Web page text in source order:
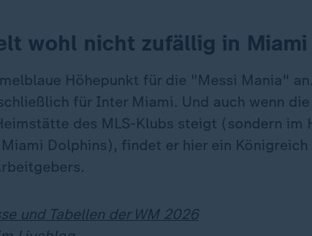
wohl nicht zufällig in Miami
Höhepunkt für die "Messi Mania"
für Inter Miami. Und auch wenn
des MLS-Klubs steigt (sondern im
Dolphins), findet er hier ein Königreich
und Tabellen der WM 2026